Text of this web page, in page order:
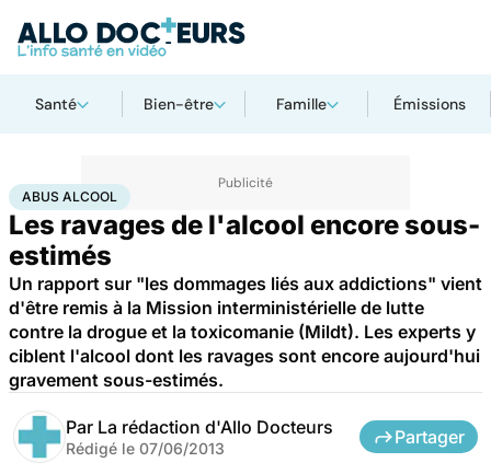
Santé Bien-être Famille Émissions
Accueil SantéMaladies Drogues et addictions
ABUS ALCOOL
Les ravages de l'alcool encore sous-
estimés
Un rapport sur "les dommages liés aux addictions" vient
d'être remis à la Mission interministérielle de lutte
contre la drogue et la toxicomanie (Mildt). Les experts y
ciblent l'alcool dont les ravages sont encore aujourd'hui
gravement sous-estimés.
Par La rédaction d'Allo Docteurs
Rédigé le 07/06/2013
Partager